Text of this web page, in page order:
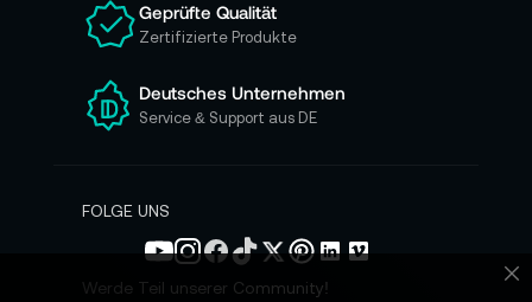
e
e
n
N
s
Geprüfte Qualität
Zertifizierte Produkte
Deutsches Unternehmen
Service & Support aus DE
FOLGE UNS
Werde Teil unserer Community!